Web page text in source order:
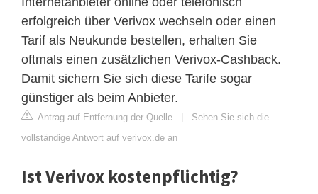
erfolgreich über Verivox wechseln oder einen
Tarif als Neukunde bestellen, erhalten Sie
oftmals einen zusätzlichen Verivox-Cashback.
Damit sichern Sie sich diese Tarife sogar
günstiger als beim Anbieter.
Antrag auf Entfernung der Quelle | Sehen Sie sich die
vollständige Antwort auf verivox.de an
Ist Verivox kostenpflichtig?